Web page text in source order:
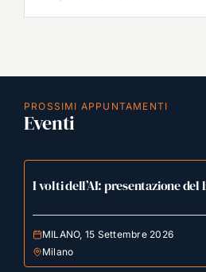
PROSSIMI APPUNTAMENTI
Eventi
I volti dell’AI: presentazione del
MILANO, 15 Settembre 2026
Milano